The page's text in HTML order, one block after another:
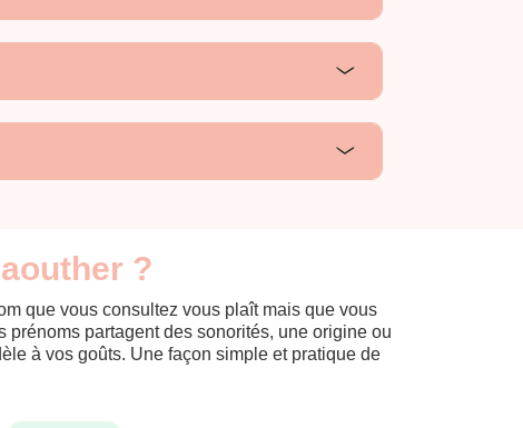
?
que vous consultez vous plaît mais que vous
prénoms partagent des sonorités, une origine ou
à vos goûts. Une façon simple et pratique de